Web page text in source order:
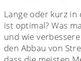
Lange oder kurz in
ist optimal? Was
und wie
den Abbau von